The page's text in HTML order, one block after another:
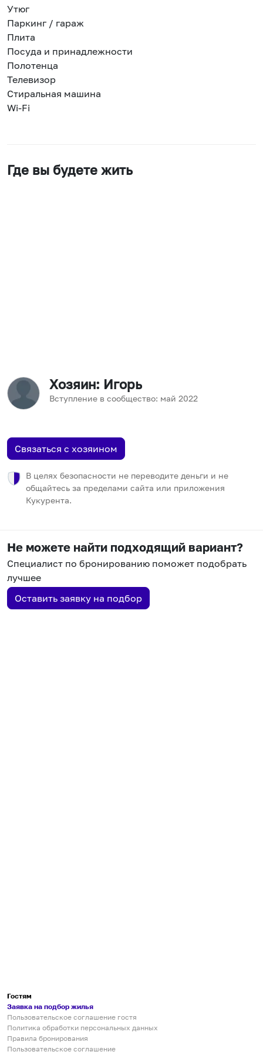
Утюг
Паркинг / гараж
Плита
Посуда и принадлежности
Полотенца
Телевизор
Стиральная машина
Wi-Fi
Где вы будете жить
Хозяин: Игорь
Вступление в сообщество: май 2022
Связаться с хозяином
В целях безопасности не переводите деньги и не
общайтесь за пределами сайта или приложения
Кукурента.
Не можете найти подходящий вариант?
Специалист по бронированию поможет подобрать
лучшее
Оставить заявку на подбор
Гостям
Заявка на подбор жилья
Пользовательское соглашение гостя
Политика обработки персональных данных
Правила бронирования
Пользовательское соглашение